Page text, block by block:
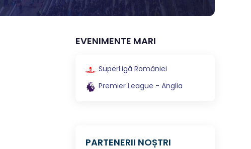
EVENIMENTE MARI
SuperLigă României
Premier League - Anglia
PARTENERII NOȘTRI